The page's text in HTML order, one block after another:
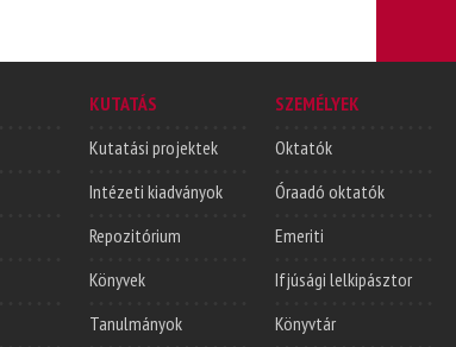
KUTATÁS
Kutatási projektek
Intézeti kiadványok
Repozitórium
Könyvek
Tanulmányok
SZEMÉLYEK
Oktatók
Óraadó oktatók
Emeriti
Ifjúsági lelkipásztor
Könyvtár